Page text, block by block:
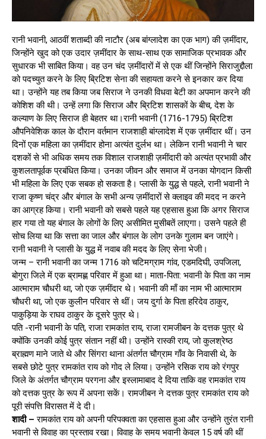
रानी भवानी, आठवीं शताब्दी की नाटौर (अब बांग्लादेश का एक भाग) की ज़मींदार,
जिन्होंने खुद को एक उदार ज़मींदार के साथ-साथ एक सामाजिक प्रभावक और
सुधारक भी साबित किया। वह उन चंद ज़मींदारों में से एक थीं जिन्होंने सिराजुद्दौला
को पदच्युत करने के लिए ब्रिटिश सेना की सहायता करने से इनकार कर दिया
था। उन्होंने यह तब किया जब सिराज ने उनकी विधवा बेटी का अपमान करने की
कोशिश की थी। उन्हें लगा कि सिराज और ब्रिटिश शासकों के बीच, देश के
कल्याण के लिए सिराज ही बेहतर था।रानी भवानी (1716-1795) ब्रिटिश
औपनिवेशिक काल के दौरान वर्तमान राजशाही बांग्लादेश में एक ज़मींदार थीं। उन
दिनों एक महिला का ज़मींदार होना अत्यंत दुर्लभ था। लेकिन रानी भवानी ने चार
दशकों से भी अधिक समय तक विशाल राजशाही ज़मींदारी को अत्यंत प्रभावी और
कुशलतापूर्वक प्रबंधित किया। उनका जीवन और समाज में उनका योगदान किसी
भी महिला के लिए एक सबक हो सकता है। प्लासी के युद्ध से पहले, रानी भवानी ने
राजा कृष्ण चंद्र और बंगाल के सभी अन्य ज़मींदारों से क्लाइव की मदद न करने
का आग्रह किया। रानी भवानी को सबसे पहले यह एहसास हुआ कि अगर सिराज
हार गया तो यह बंगाल के लोगों के लिए असीमित मुसीबतें लाएगा। उसने पहले ही
सोच लिया था कि सत्ता का जाल और बंगाल के लोग उनके गुलाम बन जाएंगे।
रानी भवानी ने प्लासी के युद्ध में नवाब की मदद के लिए सेना भेजी।
जन्म – रानी भवानी का जन्म 1716 को चटिमग्राम गांव, एडमदिघी, उपजिला,
बोगुरा जिले में एक ब्रामह्ण परिवार में हुआ था। माता-पिता: भवानी के पिता का नाम
आत्माराम चौधरी था, जो एक ज़मींदार थे। भवानी की माँ का नाम भी आत्माराम
चौधरी था, जो एक कुलीन परिवार से थीं। जय दुर्गा के पिता हरिदेव ठाकुर,
पाकुड़िया के राघव ठाकुर के दूसरे पुत्र थे।
पति -रानी भवानी के पति, राजा रामकांत राय, राजा रामजीबन के दत्तक पुत्र थे
क्योंकि उनकी कोई पुत्र संतान नहीं थी। उन्होंने रास्की राय, जो कुलश्रेष्ठ
ब्राह्मण माने जाते थे और सिंगरा थाना अंतर्गत चौग्राम गाँव के निवासी थे, के
सबसे छोटे पुत्र रामकांत राय को गोद ले लिया। उन्होंने रसिक राय को रंगपुर
जिले के अंतर्गत चौग्राम परगना और इस्लामाबाद दे दिया ताकि वह रामकांत राय
को दत्तक पुत्र के रूप में अपना सकें। रामजीबन ने दत्तक पुत्र रामकांत राय को
पूरी संपत्ति विरासत में दे दी।
शादी – रामकांत राय को अपनी परिपक्वता का एहसास हुआ और उन्होंने तुरंत रानी
भवानी से विवाह का प्रस्ताव रखा। विवाह के समय भवानी केवल 15 वर्ष की थीं